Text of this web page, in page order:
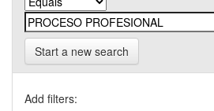
Start a new search
Add filters: